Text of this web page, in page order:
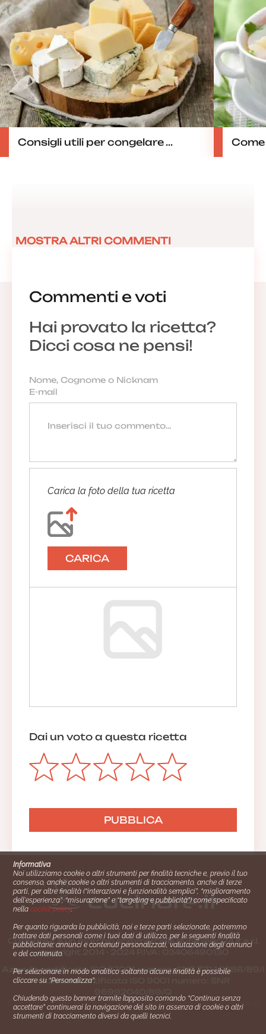
Consigli utili per congelare ...
Commenti e voti
Hai provato la ricetta?
Dicci cosa ne pensi!
Carica la foto della tua ricetta
CARICA
Dai un voto a questa ricetta
MOSTRA ALTRI COMMENTI
Cucinare.it è un marchio commerciale di Impiego24.it s.r.l.
copyright 2014 - 2024 P.IVA: 03406490130
Azienda certiﬁcata ISO 27001 numero: SNR 73140386/89/I
- Azienda certiﬁcata ISO 9001 numero: SNR
Gestione consensi e categorie merceologiche marketing
Informativa
Noi utilizziamo cookie o altri strumenti per finalità tecniche e, previo il tuo
consenso, anche cookie o altri strumenti di tracciamento, anche di terze
parti, per altre finalità (“interazioni e funzionalità semplici”, “miglioramento
dell'esperienza”, “misurazione” e “targeting e pubblicità”) come specificato
nellacookie policy.
Per quanto riguarda la pubblicità, noi e terze parti selezionate, potremmo
trattare dati personali come i tuoi dati di utilizzo, per le seguenti finalità
pubblicitarie: annunci e contenuti personalizzati, valutazione degli annunci
e del contenuto.
Per selezionare in modo analitico soltanto alcune finalità è possibile
cliccare su “Personalizza”.
Chiudendo questo banner tramite l’apposito comando “Continua senza
accettare” continuerai la navigazione del sito in assenza di cookie o altri
strumenti di tracciamento diversi da quelli tecnici.